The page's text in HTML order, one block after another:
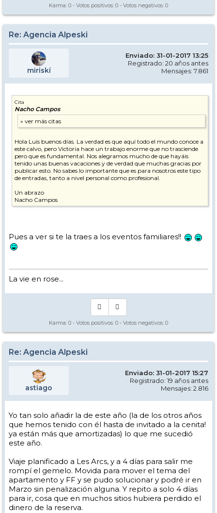
Karma: 0 - Votos positivos: 0 - Votos negativos: 0
Re: Agencia Alpeski
miriskí
Enviado: 31-01-2017 13:25
Registrado: 20 años antes
Mensajes: 7.861
Cita
Nacho Campos
Hola Luis buenos días. La verdad es que aquí todo el mundo conoce a
este calvo, pero Victoria hace un trabajo enorme que no trasciende
pero que es fundamental. Nos alegramos mucho de que hayáis
tenido unas buenas vacaciones y de verdad que muchas gracias por
publicar esto. No sabes lo importante que es para nosotros este tipo
de entradas, tanto a nivel personal como profesional.
Un abrazo
Nacho Campos
Pues a ver si te la traes a los eventos familiares!!
La vie en rose...
Karma: 0 - Votos positivos: 0 - Votos negativos: 0
Re: Agencia Alpeski
astiago
Enviado: 31-01-2017 15:27
Registrado: 19 años antes
Mensajes: 2.816
Yo tan solo añadir la de este año (la de los otros años
que hemos tenido con él hasta de invitado a la cenita!
ya están más que amortizadas) lo que me sucedió
este año.
Viaje planificado a Les Arcs, y a 4 días para salir me
rompí el gemelo. Movida para mover el tema del
apartamento y FF y se pudo solucionar y podré ir en
Marzo sin penalización alguna. Y repito a solo 4 días
para ir, cosa que en muchos sitios hubiera perdido el
dinero de la reserva.